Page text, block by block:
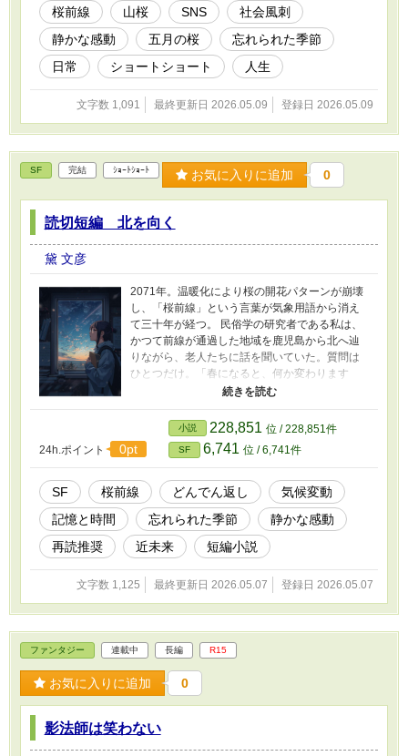
が次の話題へ去った五月——山桜は、誰も知ら
ないまま満開になった。 見た、ということで十
分だと思った。
桜前線 山桜 SNS
社会風刺
静かな感動
五月の桜
忘れられた季節
日常
ショートショート 人生
文字数 1,091 最終更新日 2026.05.09 登録日 2026.05.09
SF 完結 ｼｮｰﾄｼｮｰﾄ お気に入りに追加 0
読切短編 北を向く
黛 文彦
2071年。温暖化により桜の開花パターンが崩壊
し、「桜前線」という言葉が気象用語から消え
て三十年が経つ。 民俗学の研究者である私は、
かつて前線が通過した地域を鹿児島から北へ辿
りながら、老人たちに話を聞いていた。質問は
ひとつだけ。「春になると、何か変わります
か」 三月になると空が気になる。北の方向が気
になってしょうがない。毎年この頃になると落
ち着かなくて困る——桜がなくなっても、その
感覚だけが残っていた。 前線は消えた。でも人
間の体の中で、それはまだ動いていた。 調査の
最終地点、稚内で出会った九十二歳の元気象観
測員。最後の桜前線を記録した人物。彼女もま
た、桜のない窓の外を、北を向いて見ていた。
報告書を書き終えて、私は気づいた。自分もい
つの間にか、北を向いていた。
24h.ポイント 0pt
小説 228,851 位 / 228,851件
SF 6,741 位 / 6,741件
SF 桜前線 どんでん返し
気候変動
記憶と時間
忘れられた季節
静かな感動
再読推奨
近未来 短編小説
文字数 1,125 最終更新日 2026.05.07 登録日 2026.05.07
ファンタジー 連載中 長編 R15
お気に入りに追加 0
影法師は笑わない